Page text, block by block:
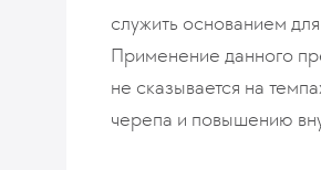
служить основанием
Применение данного
не сказывается на
черепа и повышению